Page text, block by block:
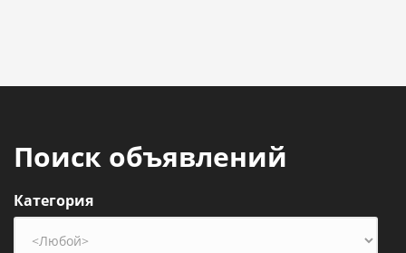
Поиск объявлений
Категория